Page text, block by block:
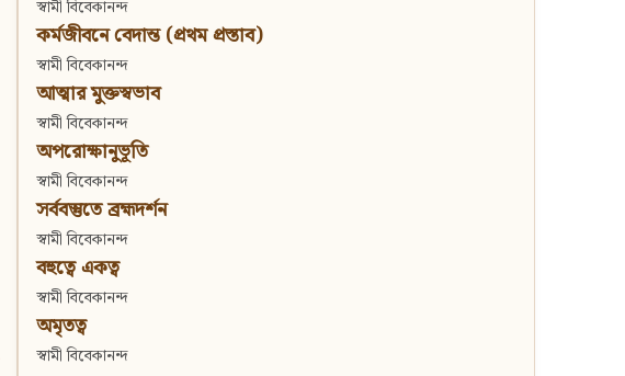
স্বামী বিবেকানন্দ
কর্মজীবনে বেদান্ত (প্রথম প্রস্তাব)
স্বামী বিবেকানন্দ
আত্মার মুক্তস্বভাব
স্বামী বিবেকানন্দ
অপরোক্ষানুভূতি
স্বামী বিবেকানন্দ
সর্ববস্তুতে ব্রহ্মদর্শন
স্বামী বিবেকানন্দ
বহুত্বে একত্ব
স্বামী বিবেকানন্দ
অমৃতত্ব
স্বামী বিবেকানন্দ